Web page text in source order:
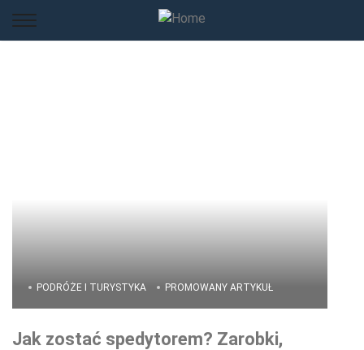
PODRÓŻE I TURYSTYKA PROMOWANY ARTYKUŁ
Jak zostać spedytorem? Zarobki,